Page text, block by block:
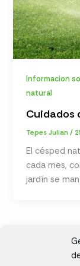
Informacion
natural
Cuidados
Tepes Julian/
El césped
cada mes,
jardín se